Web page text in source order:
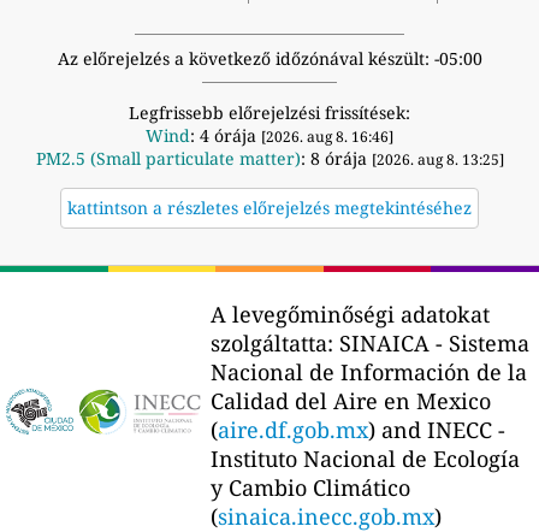
Az előrejelzés a következő időzónával készült: -05:00
Legfrissebb előrejelzési frissítések:
Wind: 4 órája [2026. aug 8. 16:46]
PM2.5 (Small particulate matter): 8 órája [2026. aug 8. 13:25]
kattintson a részletes előrejelzés megtekintéséhez
A levegőminőségi adatokat
szolgáltatta: SINAICA - Sistema
Nacional de Información de la
Calidad del Aire en Mexico
(aire.df.gob.mx) and INECC -
Instituto Nacional de Ecología
y Cambio Climático
(sinaica.inecc.gob.mx)